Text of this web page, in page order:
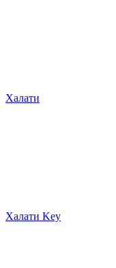
Халати
Халати Key